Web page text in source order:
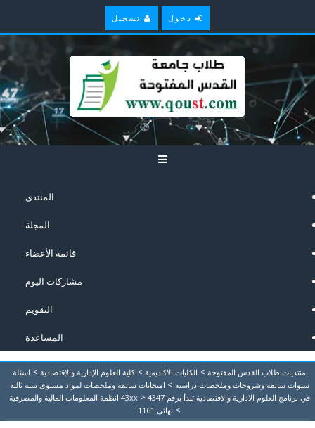
دخول تسجيل
المنتدى
المجلة
قائمة الأعضاء
مشاركات اليوم
التقويم
المساعدة
منتديات طلاب القدس المفتوحة > الكليات الاكاديمية > كلية العلوم الإدارية والإقتصادية > اسئلة
سنوات سابقة وشروحات وملخصات دراسية > امتحانات سابقة وملخصات لمواد مستوى سنة ثالثة
في برنامج العلوم الادارية والاقتصادية تبدأ برقم 43xx
> 4347 انظمة المعلومات المالية والمصرفية
> نهائي 1161